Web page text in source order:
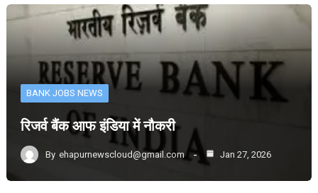
BANK JOBS NEWS
रिजर्व बैंक आफ इंडिया में नौकरी
By ehapurnewscloud@gmail.com Jan 27, 2026